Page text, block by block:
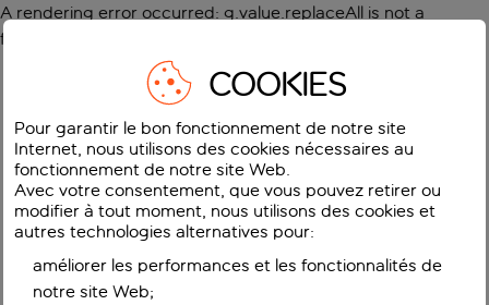
A rendering error occurred: g.value.replaceAll is not a
function
COOKIES
Pour garantir le bon fonctionnement de notre site
Internet, nous utilisons des cookies nécessaires au
fonctionnement de notre site Web.
Avec votre consentement, que vous pouvez retirer ou
modifier à tout moment, nous utilisons des cookies et
autres technologies alternatives pour:
améliorer les performances et les fonctionnalités de
notre site Web;